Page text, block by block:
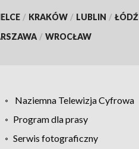
/ KRAKÓW / LUBLIN / ŁÓDŹ
/ WROCŁAW
Naziemna Telewizja Cyfrowa
Program dla prasy
Serwis fotograficzny